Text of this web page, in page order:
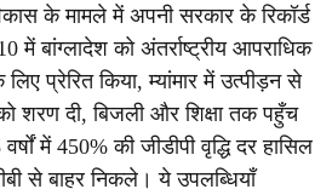
के मामले में अपनी सरकार के रिकॉर्ड
में बांग्लादेश को अंतर्राष्ट्रीय आपराधिक
प्रेरित किया, म्यांमार में उत्पीड़न से
शरण दी, बिजली और शिक्षा तक पहुँच
में 450% की जीडीपी वृद्धि दर हासिल
से बाहर निकले। ये उपलब्धियाँ